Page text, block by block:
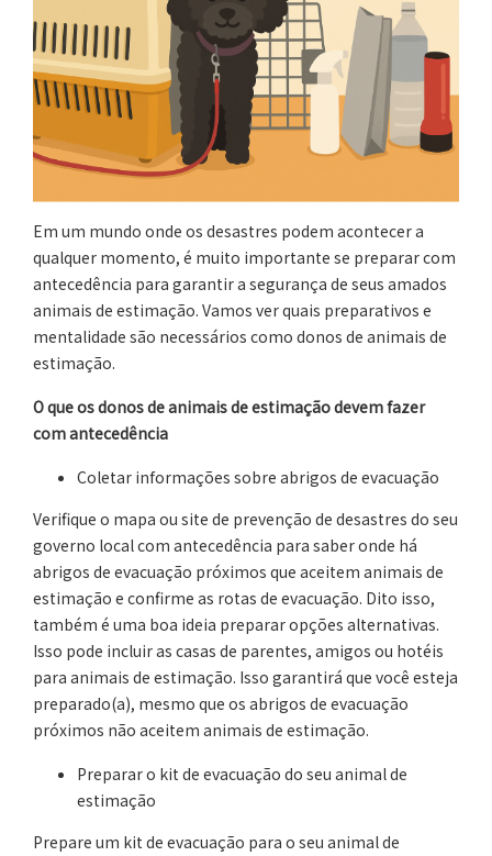
Em um mundo onde os desastres podem acontecer a
qualquer momento, é muito importante se preparar com
antecedência para garantir a segurança de seus amados
animais de estimação. Vamos ver quais preparativos e
mentalidade são necessários como donos de animais de
estimação.
O que os donos de animais de estimação devem fazer
com antecedência
Coletar informações sobre abrigos de evacuação
Verifique o mapa ou site de prevenção de desastres do seu
governo local com antecedência para saber onde há
abrigos de evacuação próximos que aceitem animais de
estimação e confirme as rotas de evacuação. Dito isso,
também é uma boa ideia preparar opções alternativas.
Isso pode incluir as casas de parentes, amigos ou hotéis
para animais de estimação. Isso garantirá que você esteja
preparado(a), mesmo que os abrigos de evacuação
próximos não aceitem animais de estimação.
Preparar o kit de evacuação do seu animal de
estimação
Prepare um kit de evacuação para o seu animal de